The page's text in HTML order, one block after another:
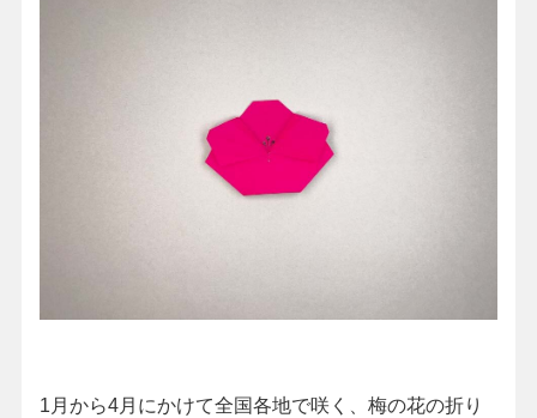
1月から4月にかけて全国各地で咲く、梅の花の折り